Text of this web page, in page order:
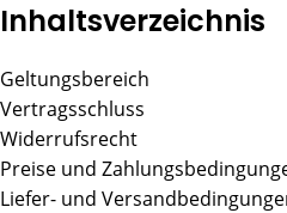
Inhaltsverzeichnis
Geltungsbereich
Vertragsschluss
Widerrufsrecht
Preise und
Liefer- und